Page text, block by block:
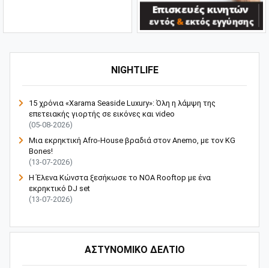
NIGHTLIFE
15 χρόνια «Xarama Seaside Luxury»: Όλη η λάμψη της
επετειακής γιορτής σε εικόνες και video
(05-08-2026)
Μια εκρηκτική Afro-House βραδιά στον Anemo, με τον KG
Bones!
(13-07-2026)
Η Έλενα Κώνστα ξεσήκωσε το NOA Rooftop με ένα
εκρηκτικό DJ set
(13-07-2026)
ΑΣΤΥΝΟΜΙΚΟ ΔΕΛΤΙΟ